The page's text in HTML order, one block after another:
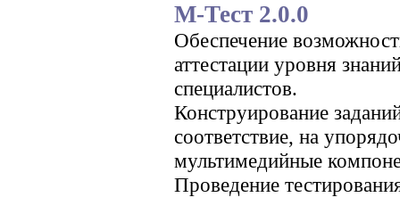
М-Тест 2.0.0
Обеспечение
аттестации уровня
специалистов.
Конструирование
соответствие, на
мультимедийные
Проведение